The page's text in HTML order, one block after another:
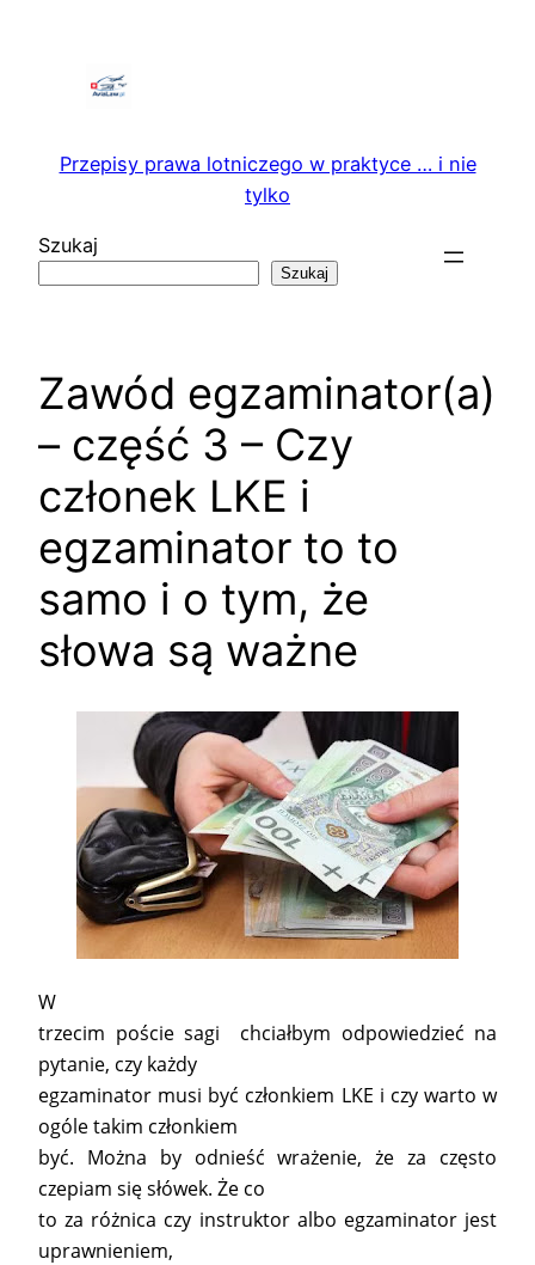
Przepisy prawa lotniczego w praktyce … i nie
tylko
Szukaj
Szukaj
Zawód egzaminator(a)
– część 3 – Czy
członek LKE i
egzaminator to to
samo i o tym, że
słowa są ważne
W
trzecim poście sagi chciałbym odpowiedzieć na
pytanie, czy każdy
egzaminator musi być członkiem LKE i czy warto w
ogóle takim członkiem
być. Można by odnieść wrażenie, że za często
czepiam się słówek. Że co
to za różnica czy instruktor albo egzaminator jest
uprawnieniem,